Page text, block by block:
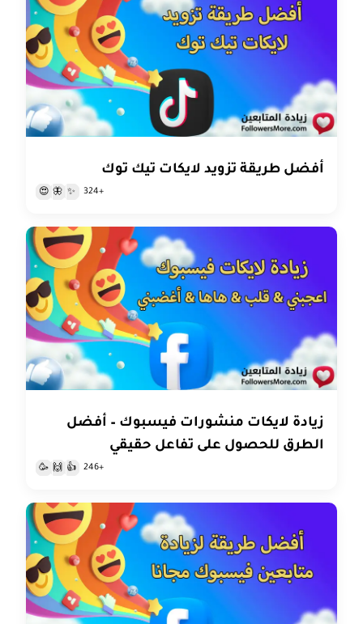
أفضل طريقة تزويد لايكات تيك توك
+324
✨
🦋
😍
زيادة لايكات منشورات فيسبوك – أفضل
الطرق للحصول على تفاعل حقيقي
+246
👍
🙌
🥳